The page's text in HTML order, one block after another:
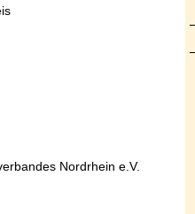
Nordrhein e.V.